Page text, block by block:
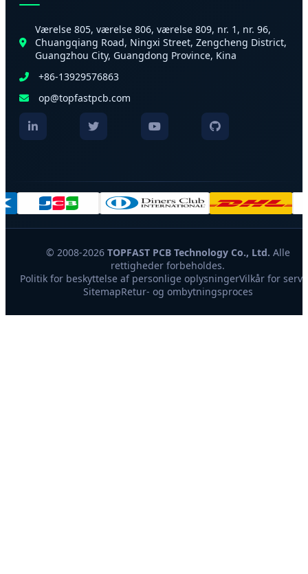
Værelse 805, værelse 806, værelse 809, nr. 1, nr. 96,
Chuangqiang Road, Ningxi Street, Zengcheng District,
Guangzhou City, Guangdong Province, Kina
+86-13929576863
op@topfastpcb.com
© 2008-2026 TOPFAST PCB Technology Co., Ltd. Alle
rettigheder forbeholdes.
Politik for beskyttelse af personlige oplysningerVilkår for
SitemapRetur- og ombytningsproces